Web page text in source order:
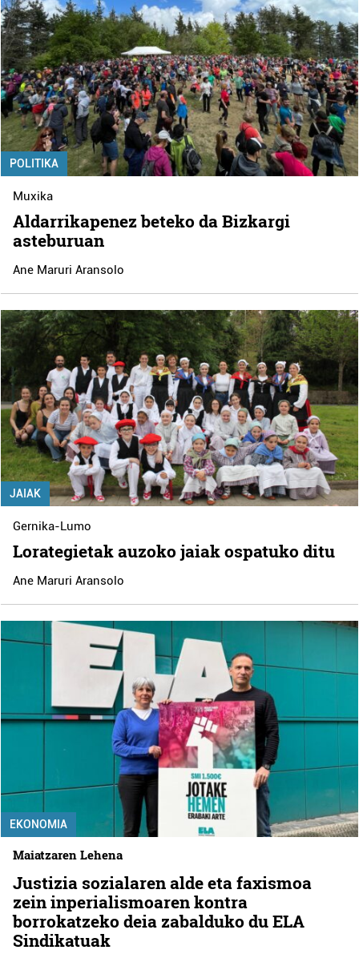
POLITIKA
Muxika
Aldarrikapenez beteko da Bizkargi
asteburuan
Ane Maruri Aransolo
JAIAK
Gernika-Lumo
Lorategietak auzoko jaiak ospatuko ditu
Ane Maruri Aransolo
EKONOMIA
Maiatzaren Lehena
Justizia sozialaren alde eta faxismoa
zein inperialismoaren kontra
borrokatzeko deia zabalduko du ELA
Sindikatuak